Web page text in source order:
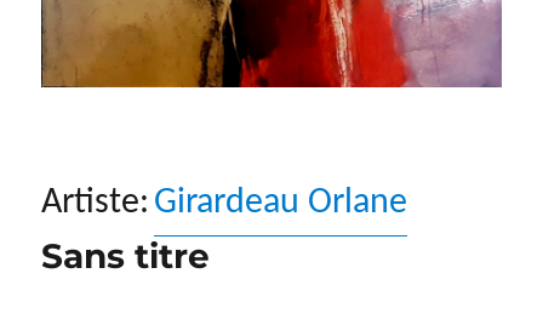
Artiste: Girardeau Orlane
Sans titre